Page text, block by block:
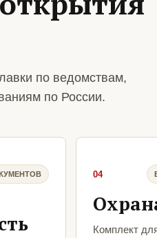
по ведомствам,
по России.
04
Комплект